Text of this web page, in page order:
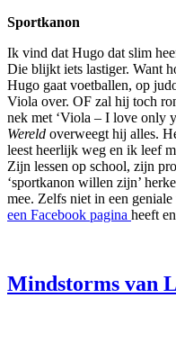
Sportkanon
Ik vind dat Hugo dat slim
Die blijkt iets lastiger. Want
Hugo gaat voetballen, op
Viola over. OF zal hij toch
nek met ‘Viola – I love only
Wereld overweegt hij alles.
leest heerlijk weg en ik leef
Zijn lessen op school, zijn
‘sportkanon willen zijn’
mee. Zelfs niet in een
een Facebook pagina heeft
Mindstorms van